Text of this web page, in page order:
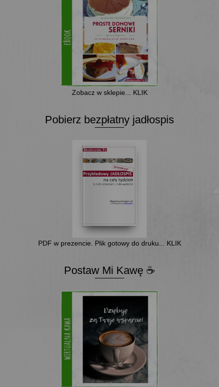
Zobacz w sklepie... KLIK
Pobierz bezpłatny jadłospis
PDF w prezencie. Plik gotowy do druku... KLIK
Postaw Mi Kawę ☕